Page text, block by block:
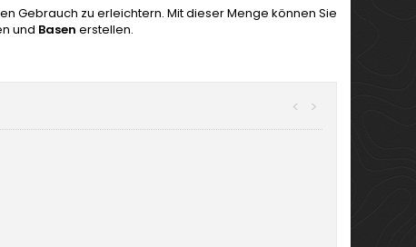
Gebrauch zu erleichtern. Mit dieser Menge können Sie
und Basen erstellen.
>
<